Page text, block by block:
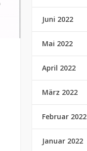
Juni 2022
Mai 2022
April 2022
März 2022
Februar 2022
Januar 2022